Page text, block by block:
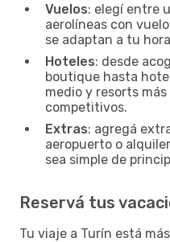
Vuelos: elegí entre
aerolíneas con
se adaptan a tu
Hoteles: desde
boutique hasta
medio y resorts
competitivos.
Extras: agregá
aeropuerto o
sea simple de
Reservá tus
Tu viaje a Turín está